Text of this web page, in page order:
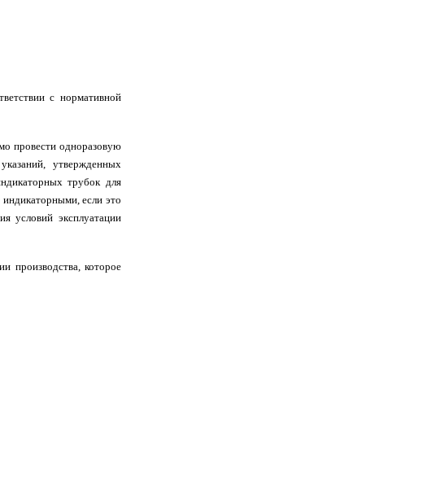
с нормативной
провести одноразовую
утвержденных
трубок для
если это
условий эксплуатации
производства, которое